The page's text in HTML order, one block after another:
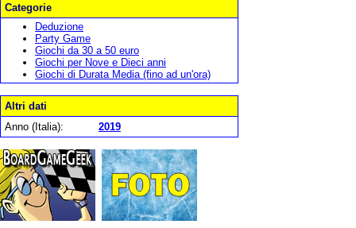
Categorie
Deduzione
Party Game
Giochi da 30 a 50 euro
Giochi per Nove e Dieci anni
Giochi di Durata Media (fino ad un'ora)
Altri dati
Anno (Italia):
2019